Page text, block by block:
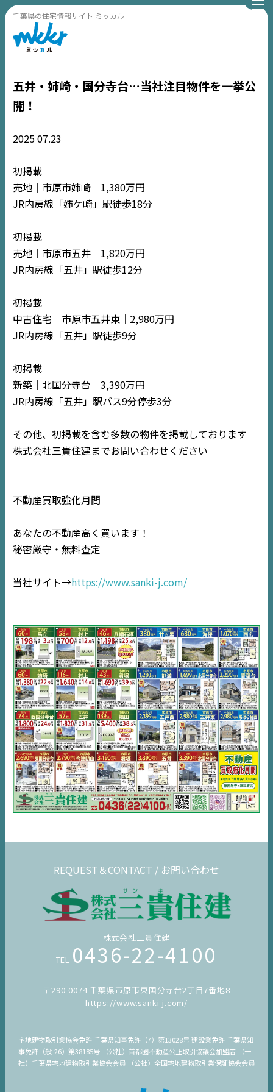
千葉県の住宅情報サイト ミッカル
住宅情報誌ミッケル
千葉エリア
内房エリア
デジタルサイネージ
不動産一括査定
コラム
五井・姉崎・国分寺台…当社注目物件を一挙公
開！
202507.23
初掲載
売地｜市原市姉崎｜1,380万円
JR内房線「姉ケ崎」駅徒歩18分
初掲載
売地｜市原市五井｜1,820万円
JR内房線「五井」駅徒歩12分
初掲載
中古住宅｜市原市五井東｜2,980万円
JR内房線「五井」駅徒歩9分
初掲載
新築｜北国分寺台｜3,390万円
JR内房線「五井」駅バス9分停歩3分
その他、初掲載を含む多数の物件を掲載しております
株式会社三貴住建までお問い合わせください
不動産買取強化月間
あなたの不動産高く買います！
秘密厳守・無料査定
当社サイト→https://www.sanki-j.com/
REQUEST＆CONTACT / お問い合わせ
株式会社三貴住建
TEL 0436-22-4100
〒290-0074 千葉県市原市東国分寺台2丁目7番地8
https://www.sanki-j.com/
宅地建物取引業協会免許 千葉県知事免許（7）第13028号 建設業免許 千葉県知
事免許（般-26）第38185号 （公社）首都圏不動産公正取引協議会加盟店 （一
社）千葉県宅地建物取引業協会会員 （公社）全国宅地建物取引業保証協会会員